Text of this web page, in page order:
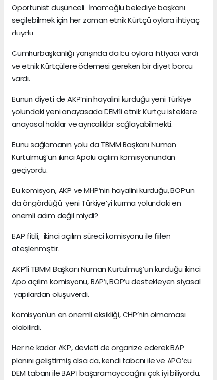
Oportünist düşünceli İmamoğlu belediye başkanı
seçilebilmek için her zaman etnik Kürtçü oylara ihtiyaç
duydu.
Cumhurbaşkanlığı yarışında da bu oylara ihtiyacı vardı
ve etnik Kürtçülere ödemesi gereken bir diyet borcu
vardı.
Bunun diyeti de AKP’nin hayalini kurduğu yeni Türkiye
yolundaki yeni anayasada DEM’li etnik Kürtçü isteklere
anayasal haklar ve ayrıcalıklar sağlayabilmekti.
Bunu sağlamanın yolu da TBMM Başkanı Numan
Kurtulmuş’un ikinci Apolu açılım komisyonundan
geçiyordu.
Bu komisyon, AKP ve MHP’nin hayalini kurduğu, BOP’un
da öngördüğü yeni Türkiye’yi kurma yolundaki en
önemli adım değil miydi?
BAP fitili, ikinci açılım süreci komisyonu ile fiilen
ateşlenmiştir.
AKP’li TBMM Başkanı Numan Kurtulmuş’un kurduğu ikinci
Apo açılım komisyonu, BAP’ı, BOP’u destekleyen siyasal
yapılardan oluşuverdi.
Komisyon’un en önemli eksikliği, CHP’nin olmaması
olabilirdi.
Her ne kadar AKP, devleti de organize ederek BAP
planını geliştirmiş olsa da, kendi tabanı ile ve APO’cu
DEM tabanı ile BAP’ı başaramayacağını çok iyi biliyordu.